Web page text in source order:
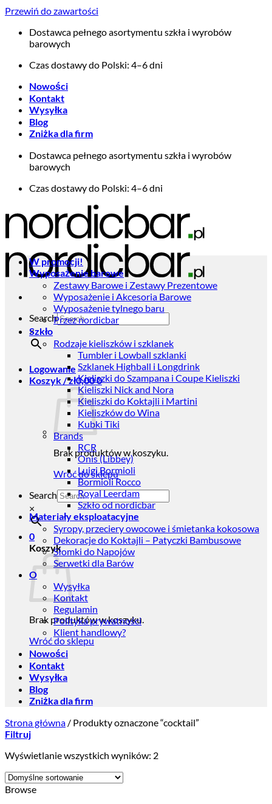
Przewiń do zawartości
Dostawca pełnego asortymentu szkła i wyrobów
barowych
Czas dostawy do Polski: 4–6 dni
Nowości
Kontakt
Wysyłka
Blog
Zniżka dla firm
Dostawca pełnego asortymentu szkła i wyrobów
barowych
Czas dostawy do Polski: 4–6 dni
Search
×
Logowanie
Koszyk /zł0,000
Brak produktów w koszyku.
Wróć do sklepu
Search
×
0
Koszyk
Brak produktów w koszyku.
Wróć do sklepu
W promocji!
Wyposażenie barowe
Zestawy Barowe i Zestawy Prezentowe
Wyposażenie i Akcesoria Barowe
Wyposażenie tylnego baru
Przez nordicbar
Szkło
Rodzaje kieliszków i szklanek
Tumbler i Lowball szklanki
Szklanek Highball i Longdrink
Kieliszki do Szampana i Coupe Kieliszki
Kieliszki Nick and Nora
Kieliszki do Koktajli i Martini
Kieliszków do Wina
Kubki Tiki
Brands
RCR
Onis (Libbey)
Luigi Bormioli
Bormioli Rocco
Royal Leerdam
Szkło od nordicbar
Materiały eksploatacyjne
Syropy, przeciery owocowe i śmietanka kokosowa
Dekoracje do Koktajli – Patyczki Bambusowe
Słomki do Napojów
Serwetki dla Barów
O
Wysyłka
Kontakt
Regulamin
Polityka prywatności
Klient handlowy?
Nowości
Kontakt
Wysyłka
Blog
Zniżka dla firm
Strona główna / Produkty oznaczone “cocktail”
Filtruj
Wyświetlanie wszystkich wyników: 2
Browse